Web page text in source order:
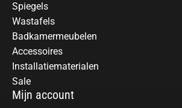
Spiegels
Wastafels
Badkamermeubelen
Accessoires
Installatiematerialen
Sale
Mijn account